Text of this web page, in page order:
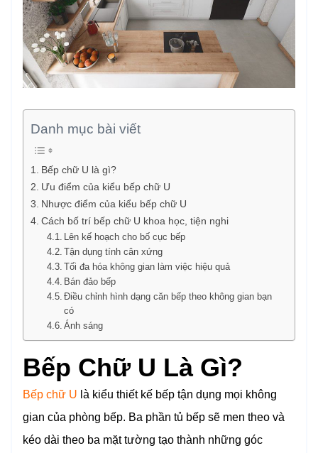
Danh mục bài viết
Bếp chữ U là gì?
Ưu điểm của kiểu bếp chữ U
Nhược điểm của kiểu bếp chữ U
Cách bố trí bếp chữ U khoa học, tiện nghi
Lên kế hoạch cho bố cục bếp
Tận dụng tính cân xứng
Tối đa hóa không gian làm việc hiệu quả
Bán đảo bếp
Điều chỉnh hình dạng căn bếp theo không gian bạn
có
Ánh sáng
Bếp Chữ U Là Gì?
Bếp chữ U là kiểu thiết kế bếp tận dụng mọi không
gian của phòng bếp. Ba phần tủ bếp sẽ men theo và
kéo dài theo ba mặt tường tạo thành những góc